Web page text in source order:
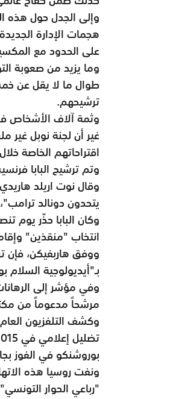
وإلى الجدل حول هذه
هجمات الإدارة
على الحدود مع
وما يزيد من صعوبة
طوال ما لا يقل عن
ترشيحهم.
وثمة آلاف الأشخاص
غير أن لجنة نوبل غير
اقتراحاتهم الخاصة خلال
وتم ترشيح البابا
وقال نوت اريلد
يتحدون دونالد ترامب"،
انتخاب "منقذين"
ووفق هاربفيكن، فإن
بـ"أيديولوجية
وفي مؤشر إلى
مرشحاً مدعوماً من
وكشف التلفزيون
بوروشنكو في الفوز
ونفت روسيا هذه
"رباعي الحوار